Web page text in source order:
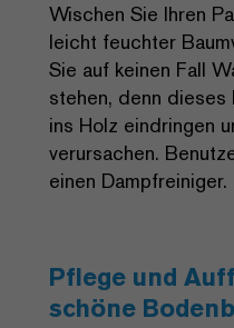
Wischen Sie Ihren
leicht feuchter
Sie auf keinen Fall
stehen, denn dieses
ins Holz eindringen
verursachen.
einen Dampfreiniger.
Pflege und
schöne